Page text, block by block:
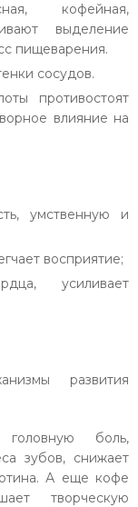
кофейная,
выделение
пищеварения.
сосудов.
противостоят
влияние на
умственную и
восприятие;
усиливает
развития
боль,
зубов, снижает
А еще кофе
творческую